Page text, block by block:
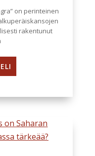
on perinteinen
rakentunut